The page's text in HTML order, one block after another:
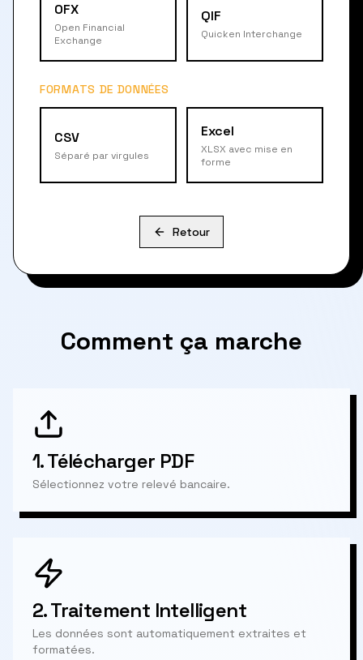
OFX
Open Financial
Exchange
QIF
Quicken Interchange
FORMATS DE DONNÉES
CSV
Séparé par virgules
Excel
XLSX avec mise en
forme
Retour
Comment ça marche
1.Télécharger PDF
Sélectionnez votre relevé bancaire.
2.Traitement Intelligent
Les données sont automatiquement extraites et
formatées.